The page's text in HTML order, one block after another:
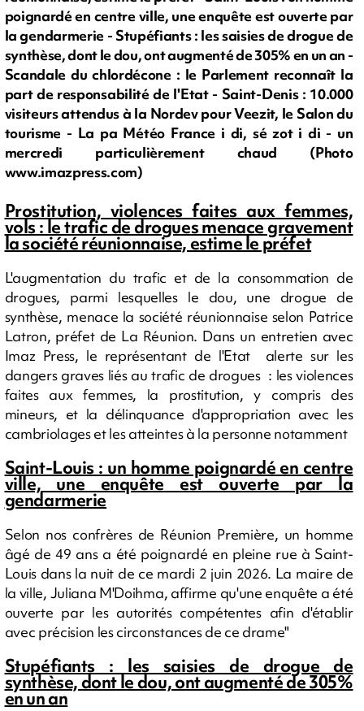
poignardé en centre ville, une enquête est ouverte par
la gendarmerie - Stupéfiants : les saisies de drogue de
synthèse, dont le dou, ont augmenté de 305% en un an -
Scandale du chlordécone : le Parlement reconnaît la
part de responsabilité de l'Etat - Saint-Denis : 10.000
visiteurs attendus à la Nordev pour Veezit, le Salon du
tourisme - La pa Météo France i di, sé zot i di - un
mercredi particulièrement chaud (Photo
www.imazpress.com)
Prostitution, violences faites aux femmes,
vols : le trafic de drogues menace gravement
la société réunionnaise, estime le préfet
L'augmentation du trafic et de la consommation de
drogues, parmi lesquelles le dou, une drogue de
synthèse, menace la société réunionnaise selon Patrice
Latron, préfet de La Réunion. Dans un entretien avec
Imaz Press, le représentant de l'Etat alerte sur les
dangers graves liés au trafic de drogues : les violences
faites aux femmes, la prostitution, y compris des
mineurs, et la délinquance d'appropriation avec les
cambriolages et les atteintes à la personne notamment
Saint-Louis : un homme poignardé en centre
ville, une enquête est ouverte par la
gendarmerie
Selon nos confrères de Réunion Première, un homme
âgé de 49 ans a été poignardé en pleine rue à Saint-
Louis dans la nuit de ce mardi 2 juin 2026. La maire de
la ville, Juliana M'Doihma, affirme qu'une enquête a été
ouverte par les autorités compétentes afin d'établir
avec précision les circonstances de ce drame"
Stupéfiants : les saisies de drogue de
synthèse, dont le dou, ont augmenté de 305%
en un an